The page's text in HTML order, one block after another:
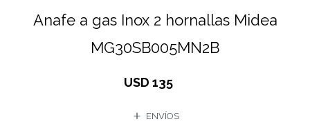
Anafe a gas Inox 2 hornallas Midea
MG30SB005MN2B
USD 135
ENVÍOS